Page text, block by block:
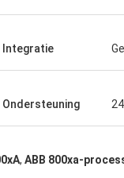
Integratie
Ondersteuning
, ABB 800xa-